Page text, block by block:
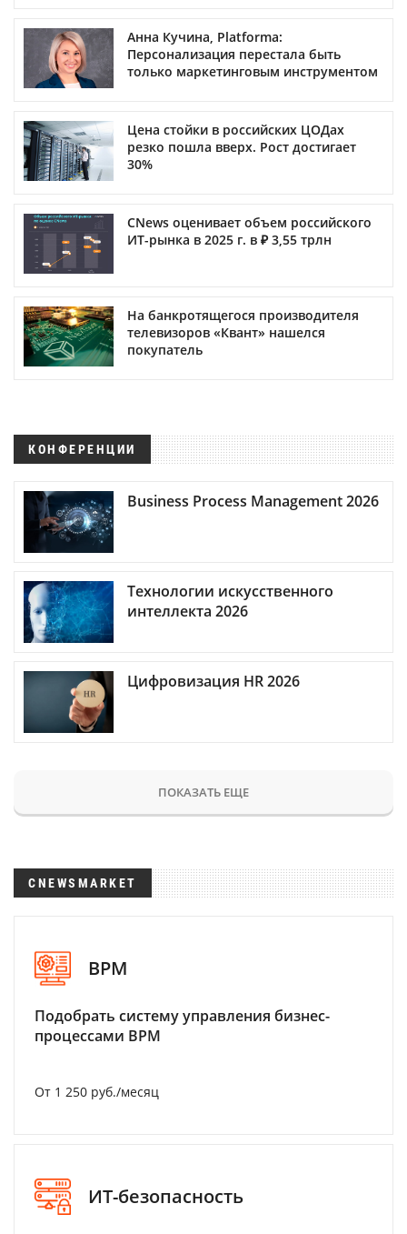
Анна Кучина, Platforma:
Персонализация перестала быть
только маркетинговым инструментом
Цена стойки в российских ЦОДах
резко пошла вверх. Рост достигает
30%
CNews оценивает объем российского
ИТ-рынка в 2025 г. в ₽ 3,55 трлн
На банкротящегося производителя
телевизоров «Квант» нашелся
покупатель
КОНФЕРЕНЦИИ
Business Process Management 2026
Технологии искусственного
интеллекта 2026
Цифровизация HR 2026
ПОКАЗАТЬ ЕЩЕ
CNEWSMARKET
BPM
Подобрать систему управления бизнес-
процессами BPM
От 1 250 руб./месяц
ИТ-безопасность